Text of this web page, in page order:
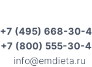
+7 (495) 668-30-
+7 (800) 555-30-
info@emdieta.ru